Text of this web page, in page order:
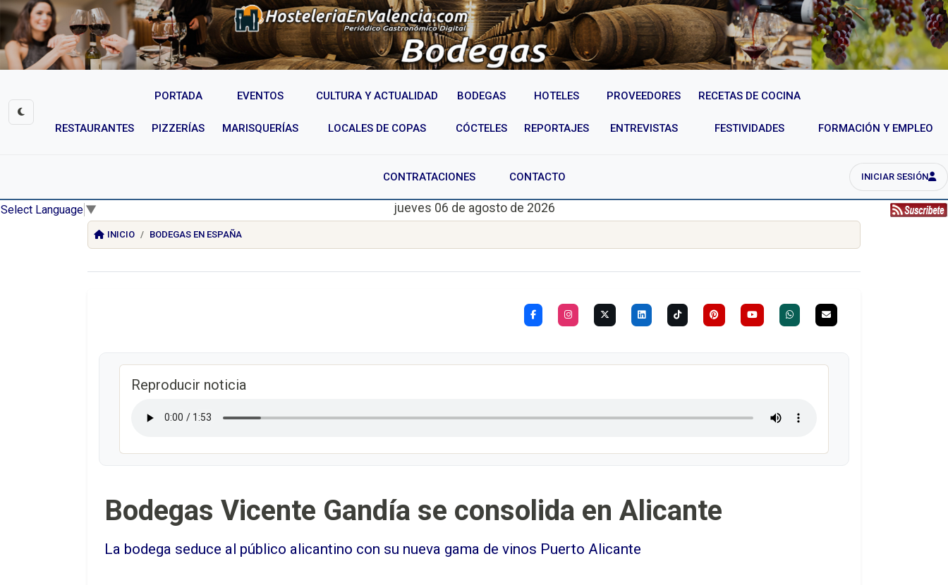
PORTADA EVENTOS CULTURA Y ACTUALIDAD BODEGAS HOTELES PROVEEDORES RECETAS DE COCINA
RESTAURANTES PIZZERÍAS MARISQUERÍAS LOCALES DE COPAS CÓCTELES REPORTAJES ENTREVISTAS FESTIVIDADES FORMACIÓN Y EMPLEO
CONTRATACIONES CONTACTO INICIAR SESIÓN
Select Language ▼ jueves 06 de agosto de 2026
INICIO BODEGAS EN ESPAÑA
Reproducir noticia
Bodegas Vicente Gandía se consolida en Alicante
La bodega seduce al público alicantino con su nueva gama de vinos Puerto Alicante